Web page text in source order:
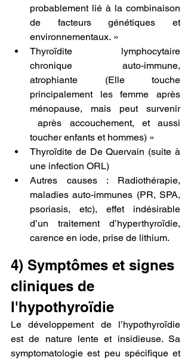
probablement lié à la combinaison
de facteurs génétiques et
environnementaux. »
Thyroïdite lymphocytaire
chronique  auto-immune,
atrophiante (Elle touche
principalement les femme après
ménopause, mais peut survenir
après accouchement, et aussi
toucher enfants et hommes) »
Thyroïdite de De Quervain (suite à
une infection ORL)
Autres causes : Radiothérapie,
maladies auto-immunes (PR, SPA,
psoriasis, etc), effet indésirable
d’un traitement d’hyperthyroïdie,
carence en iode, prise de lithium.
4) Symptômes et signes
cliniques de
l'hypothyroïdie
Le développement de l’hypothyroïdie
est de nature lente et insidieuse. Sa
symptomatologie est peu spécifique et